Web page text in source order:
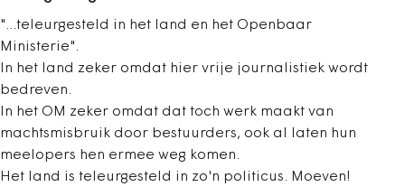
"...teleurgesteld in het land en het Openbaar
Ministerie".
In het land zeker omdat hier vrije journalistiek wordt
bedreven.
In het OM zeker omdat dat toch werk maakt van
machtsmisbruik door bestuurders, ook al laten hun
meelopers hen ermee weg komen.
Het land is teleurgesteld in zo'n politicus. Moeven!